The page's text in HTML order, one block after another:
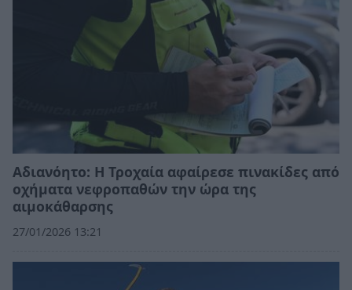
Αδιανόητο: Η Τροχαία αφαίρεσε πινακίδες από
οχήματα νεφροπαθών την ώρα της
αιμοκάθαρσης
27/01/2026 13:21